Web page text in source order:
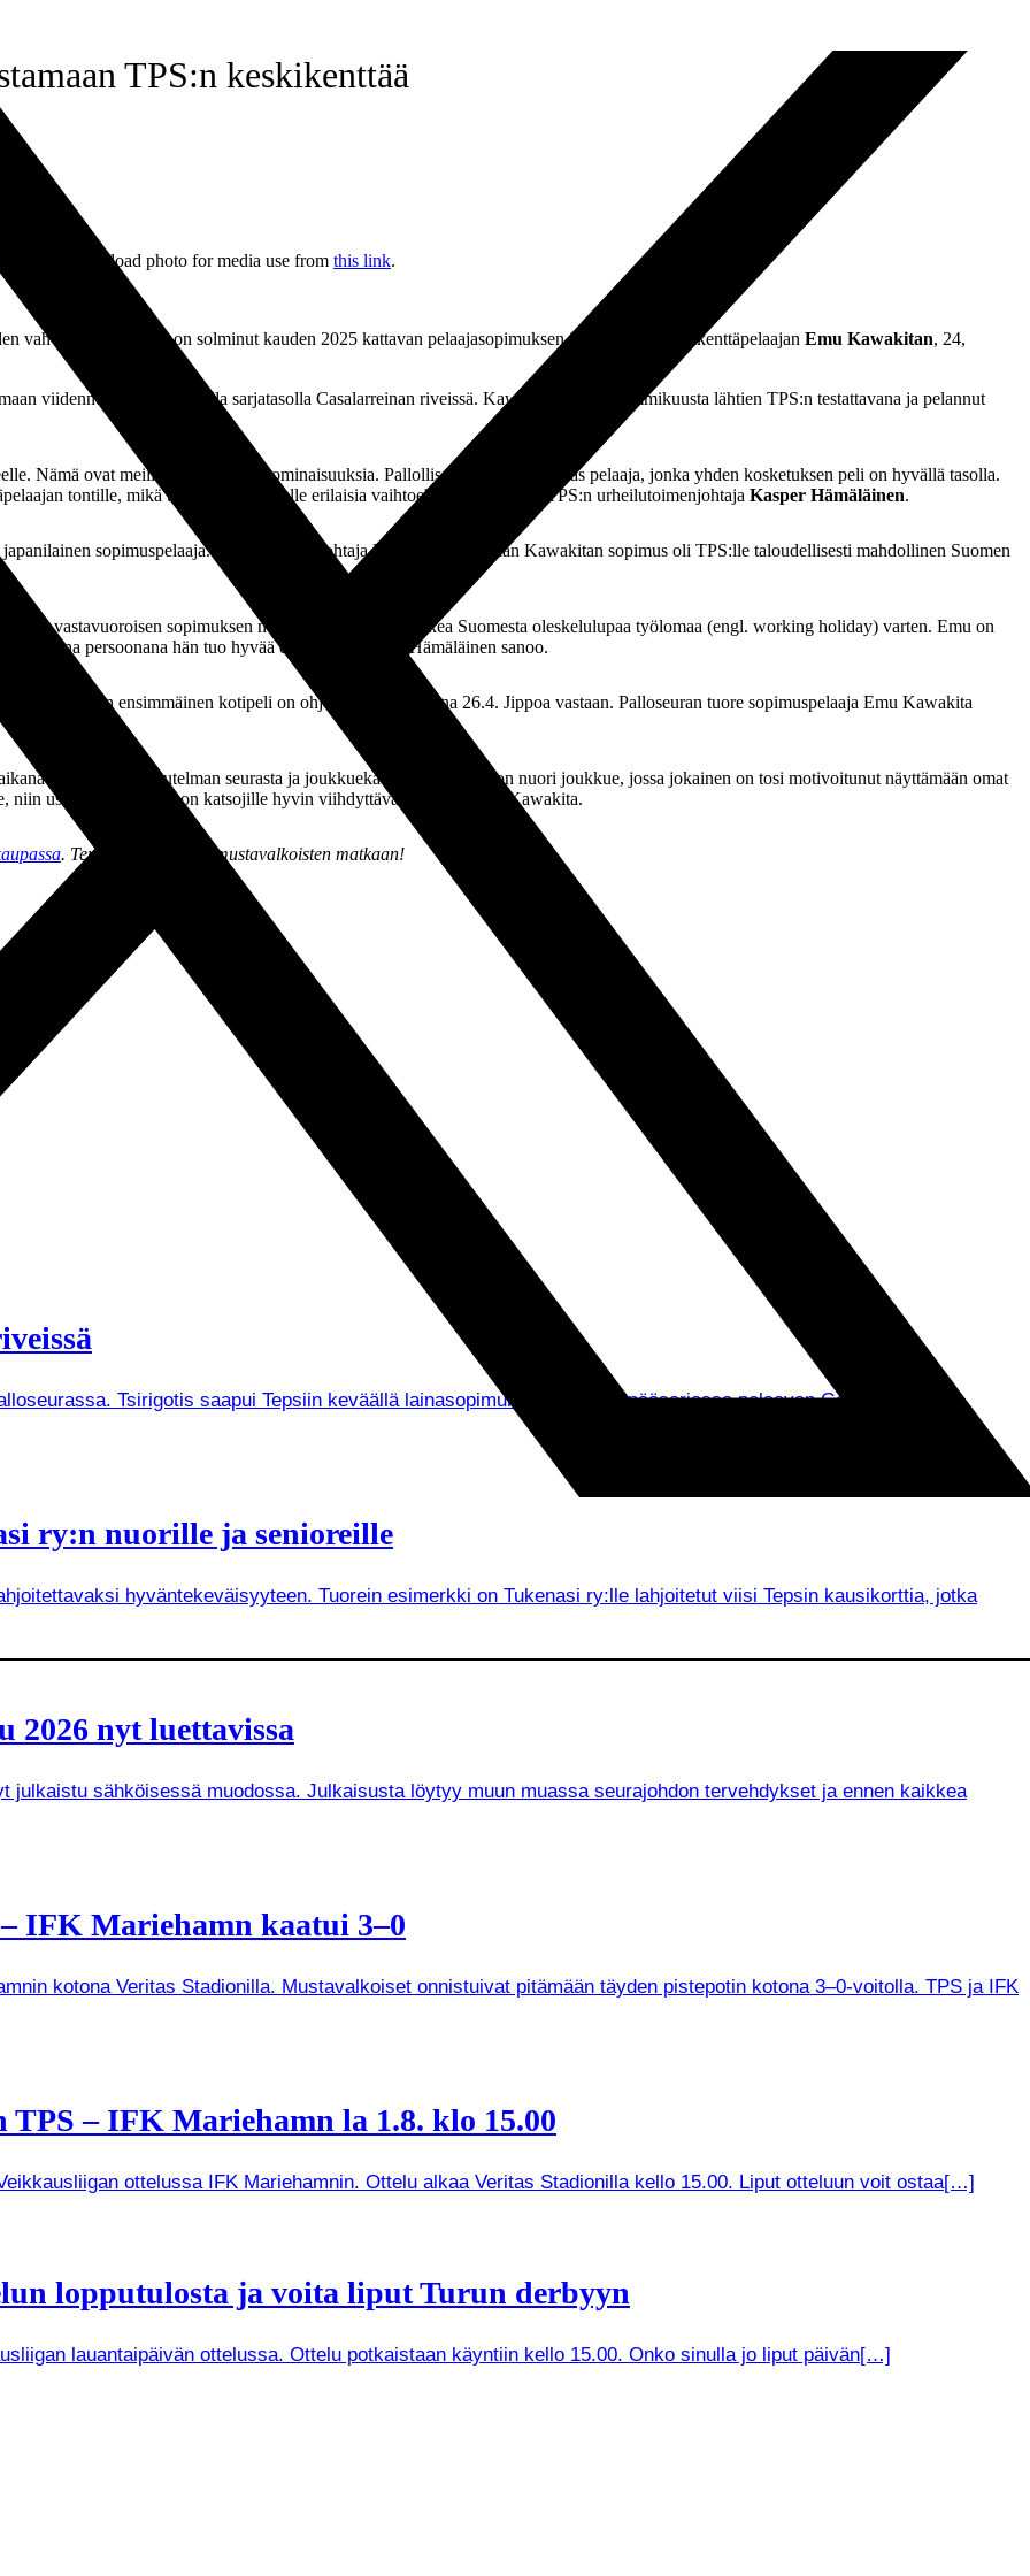
TPS:n keskikenttää
Download photo for media use from this link.
vahvistuksen. Seura on solminut kauden 2025 kattavan pelaajasopimuksen japanilaisen keskikenttäpelaajan Emu Kawakitan, 24,
viidenneksi korkeimmalla sarjatasolla Casalarreinan riveissä. Kawakita on ollut tammikuusta lähtien TPS:n testattavana ja pelannut
Nämä ovat meille hyvin tärkeitä ominaisuuksia. Pallollisesti hän on juonikas pelaaja, jonka yhden kosketuksen peli on hyvällä tasolla.
tontille, mikä tuo valmennukselle erilaisia vaihtoehtoja, luonnehtii TPS:n urheilutoimenjohtaja Kasper Hämäläinen.
sopimuspelaaja. Urheilutoimenjohtaja Hämäläisen mukaan Kawakitan sopimus oli TPS:lle taloudellisesti mahdollinen Suomen
vastavuoroisen sopimuksen nojalla mahdollisuus hakea Suomesta oleskelulupaa työlomaa (engl. working holiday) varten. Emu on
persoonana hän tuo hyvää energiaa koppiin, Hämäläinen sanoo.
ja TPS:n ensimmäinen kotipeli on ohjelmassa lauantaina 26.4. Jippoa vastaan. Palloseuran tuore sopimuspelaaja Emu Kawakita
sain hyvän vaikutelman seurasta ja joukkuekavereista. Meillä on nuori joukkue, jossa jokainen on tosi motivoitunut näyttämään omat
niin uskon, että edessä on katsojille hyvin viihdyttävä kausi, tuumaa Kawakita.
. Tervetuloa mukaan mustavalkoisten matkaan!
Tsirigotis saapui Tepsiin keväällä lainasopimuksella Puolan pääsarjassa pelaavan Gornik Zabrzen
ry:n nuorille ja senioreille
hyväntekeväisyyteen. Tuorein esimerkki on Tukenasi ry:lle lahjoitetut viisi Tepsin kausikorttia, jotka
nyt luettavissa
julkaistu sähköisessä muodossa. Julkaisusta löytyy muun muassa seurajohdon tervehdykset ja ennen kaikkea
IFK Mariehamn kaatui 3–0
kotona Veritas Stadionilla. Mustavalkoiset onnistuivat pitämään täyden pistepotin kotona 3–0-voitolla. TPS ja IFK
– IFK Mariehamn la 1.8. klo 15.00
ottelussa IFK Mariehamnin. Ottelu alkaa Veritas Stadionilla kello 15.00. Liput otteluun voit ostaa[…]
lopputulosta ja voita liput Turun derbyyn
lauantaipäivän ottelussa. Ottelu potkaistaan käyntiin kello 15.00. Onko sinulla jo liput päivän[…]